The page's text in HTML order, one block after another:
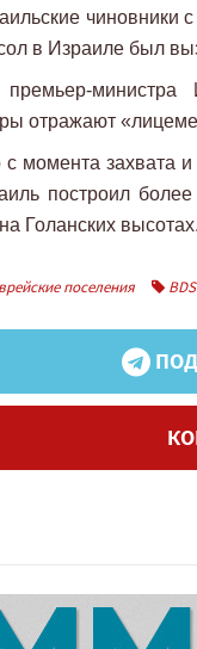
чиновники
в Израиле был
министра
отражают
момента захвата и
построил
Голанских
поселения BDS